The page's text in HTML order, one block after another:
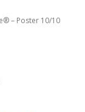
– Poster 10/10